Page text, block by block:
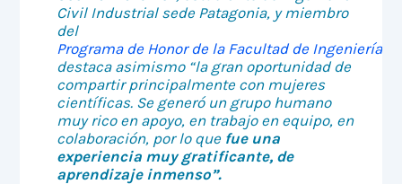
Civil Industrial sede Patagonia, y miembro
del
Programa de Honor de la Facultad de Ingeniería,
destaca asimismo “la gran oportunidad de
compartir principalmente con mujeres
científicas. Se generó un grupo humano
muy rico en apoyo, en trabajo en equipo, en
colaboración, por lo que fue una
experiencia muy gratificante, de
aprendizaje inmenso”.